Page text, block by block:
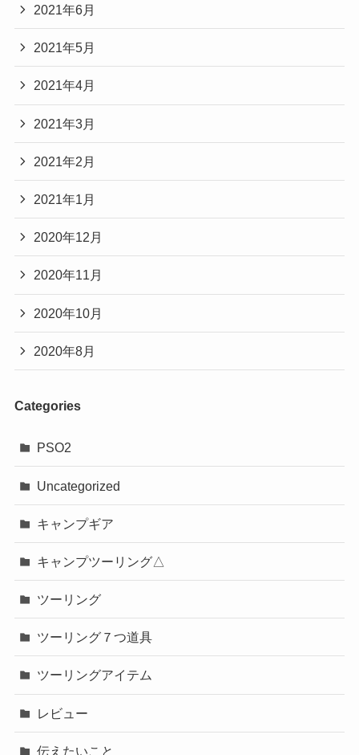
2021年6月
2021年5月
2021年4月
2021年3月
2021年2月
2021年1月
2020年12月
2020年11月
2020年10月
2020年8月
Categories
PSO2
Uncategorized
キャンプギア
キャンプツーリング△
ツーリング
ツーリング７つ道具
ツーリングアイテム
レビュー
伝えたいこと